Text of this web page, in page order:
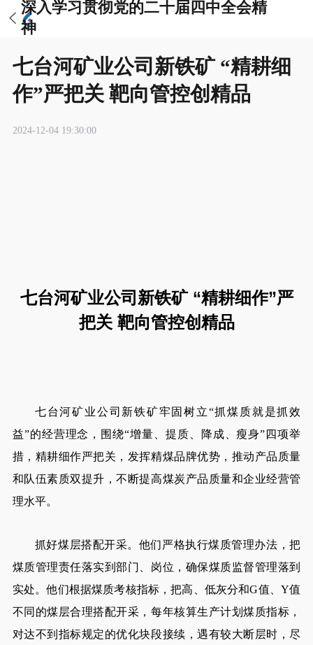
深入学习贯彻党的二十届四中全会精
神
七台河矿业公司新铁矿 “精耕细
作”严把关 靶向管控创精品
2024-12-04 19:30:00
七台河矿业公司新铁矿 “精耕细作”严
把关 靶向管控创精品
七台河矿业公司新铁矿牢固树立“抓煤质就是抓效
益”的经营理念，围绕“增量、提质、降成、瘦身”四项举
措，精耕细作严把关，发挥精煤品牌优势，推动产品质量
和队伍素质双提升，不断提高煤炭产品质量和企业经营管
理水平。
抓好煤层搭配开采。他们严格执行煤质管理办法，把
煤质管理责任落实到部门、岗位，确保煤质监督管理落到
实处。他们根据煤质考核指标，把高、低灰分和G值、Y值
不同的煤层合理搭配开采，每年核算生产计划煤质指标，
对达不到指标规定的优化块段接续，遇有较大断层时，尽